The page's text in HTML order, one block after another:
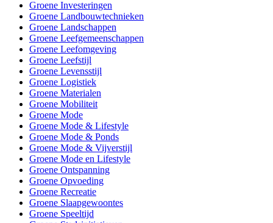
Groene Investeringen
Groene Landbouwtechnieken
Groene Landschappen
Groene Leefgemeenschappen
Groene Leefomgeving
Groene Leefstijl
Groene Levensstijl
Groene Logistiek
Groene Materialen
Groene Mobiliteit
Groene Mode
Groene Mode & Lifestyle
Groene Mode & Ponds
Groene Mode & Vijverstijl
Groene Mode en Lifestyle
Groene Ontspanning
Groene Opvoeding
Groene Recreatie
Groene Slaapgewoontes
Groene Speeltijd